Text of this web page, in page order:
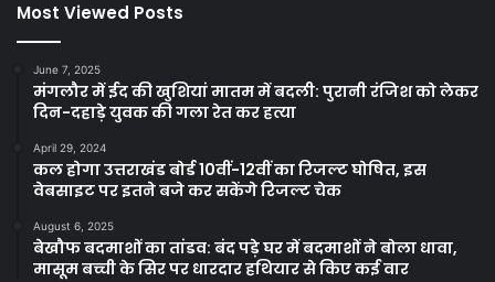
Most Viewed Posts
June 7, 2025
मंगलौर में ईद की खुशियां मातम में बदली: पुरानी रंजिश को लेकर
दिन-दहाड़े युवक की गला रेत कर हत्या
April 29, 2024
कल होगा उत्तराखंड बोर्ड 10वीं-12वीं का रिजल्ट घोषित, इस
वेबसाइट पर इतने बजे कर सकेंगे रिजल्ट चेक
August 6, 2025
बेखौफ बदमाशों का तांडव: बंद पड़े घर में बदमाशों ने बोला धावा,
मासूम बच्ची के सिर पर धारदार हथियार से किए कई वार